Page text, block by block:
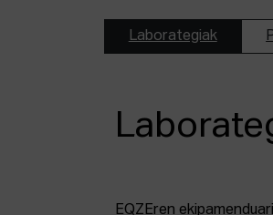
Laborategiak
EQZEren